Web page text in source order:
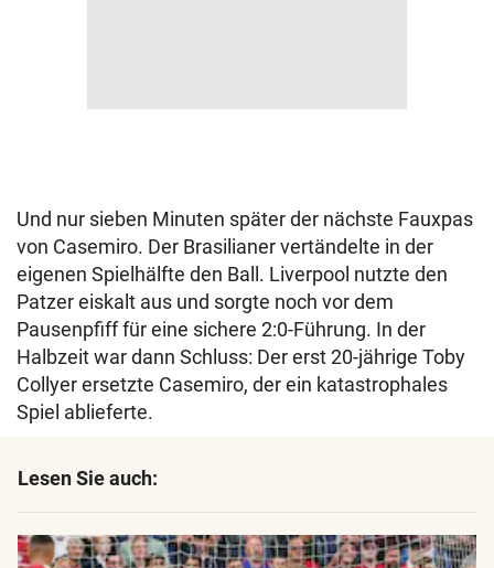
Und nur sieben Minuten später der nächste Fauxpas
von Casemiro. Der Brasilianer vertändelte in der
eigenen Spielhälfte den Ball. Liverpool nutzte den
Patzer eiskalt aus und sorgte noch vor dem
Pausenpfiff für eine sichere 2:0-Führung. In der
Halbzeit war dann Schluss: Der erst 20-jährige Toby
Collyer ersetzte Casemiro, der ein katastrophales
Spiel ablieferte.
Lesen Sie auch: